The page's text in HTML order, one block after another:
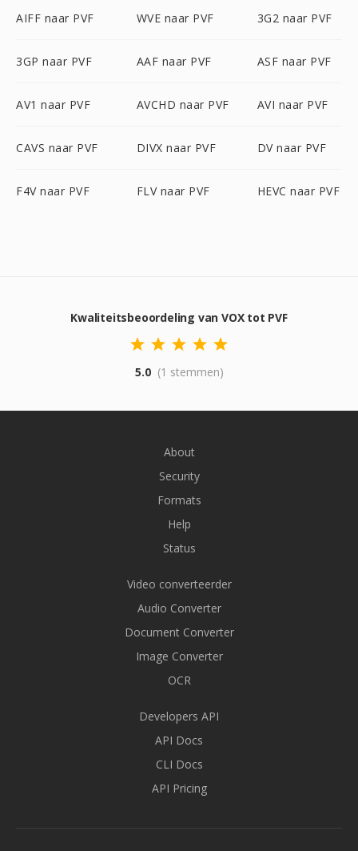
AIFF naar PVF WVE naar PVF 3G2 naar PVF
3GP naar PVF AAF naar PVF ASF naar PVF
AV1 naar PVF AVCHD naar PVF AVI naar PVF
CAVS naar PVF DIVX naar PVF DV naar PVF
F4V naar PVF FLV naar PVF HEVC naar PVF
Kwaliteitsbeoordeling van VOX tot PVF
5.0 (1 stemmen)
About
Security
Formats
Help
Status
Video converteerder
Audio Converter
Document Converter
Image Converter
OCR
Developers API
API Docs
CLI Docs
API Pricing